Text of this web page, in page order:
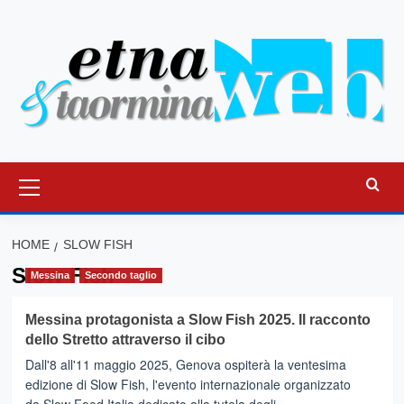
principale
HOME SLOW FISH
Slow Fish
Messina Secondo taglio
Messina protagonista a Slow Fish 2025. Il racconto
dello Stretto attraverso il cibo
Dall'8 all'11 maggio 2025, Genova ospiterà la ventesima
edizione di Slow Fish, l'evento internazionale organizzato